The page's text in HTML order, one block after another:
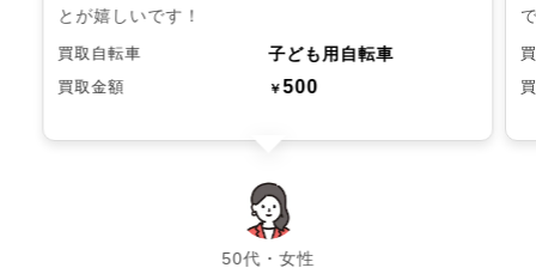
とが嬉しいです！
買取自転車 子ども用自転車
買取金額 ￥500
50代・女性
chevron_left chevron_right